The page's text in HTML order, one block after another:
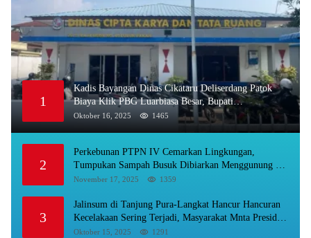
1
Kadis Bayangan Dinas Cikataru Deliserdang Patok
Biaya Klik PBG Luarbiasa Besar, Bupati
Dipermalukan
Oktober 16, 2025 1465
2
Perkebunan PTPN IV Cemarkan Lingkungan,
Tumpukan Sampah Busuk Dibiarkan Menggunung Di
Areal Rumah Karyawan.
November 17, 2025 1359
3
Jalinsum di Tanjung Pura-Langkat Hancur Hancuran
Kecelakaan Sering Terjadi, Masyarakat Mnta Presiden
Prabowo Beri Perhatian.
Oktober 15, 2025 1291